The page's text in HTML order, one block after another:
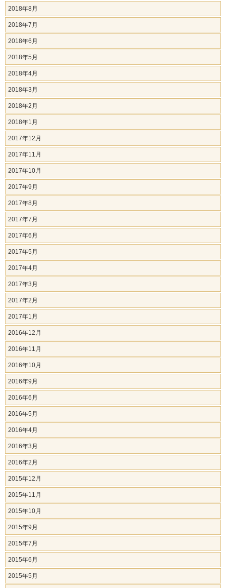
2018年8月
2018年7月
2018年6月
2018年5月
2018年4月
2018年3月
2018年2月
2018年1月
2017年12月
2017年11月
2017年10月
2017年9月
2017年8月
2017年7月
2017年6月
2017年5月
2017年4月
2017年3月
2017年2月
2017年1月
2016年12月
2016年11月
2016年10月
2016年9月
2016年6月
2016年5月
2016年4月
2016年3月
2016年2月
2015年12月
2015年11月
2015年10月
2015年9月
2015年7月
2015年6月
2015年5月